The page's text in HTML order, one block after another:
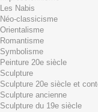
Produit
succès
Quantité
Total
Il y a 1
Total produits TTC
Les Nabis
Néo-classicisme
Orientalisme
Romantisme
Symbolisme
Peinture 20e siècle
Sculpture
Sculpture 20e siècle et
Sculpture ancienne
Sculpture du 19e siècle